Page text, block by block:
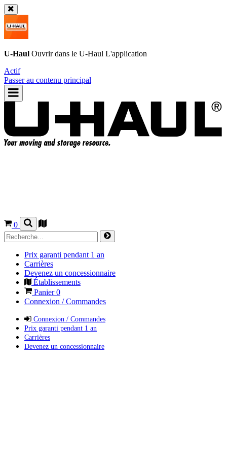
U-Haul Ouvrir dans le U-Haul L'application
Actif
Passer au contenu principal
0
Prix garanti pendant 1 an
Carrières
Devenez un concessionnaire
Établissements
Panier0
Connexion / Commandes
Connexion / Commandes
Prix garanti pendant 1 an
Carrières
Devenez un concessionnaire